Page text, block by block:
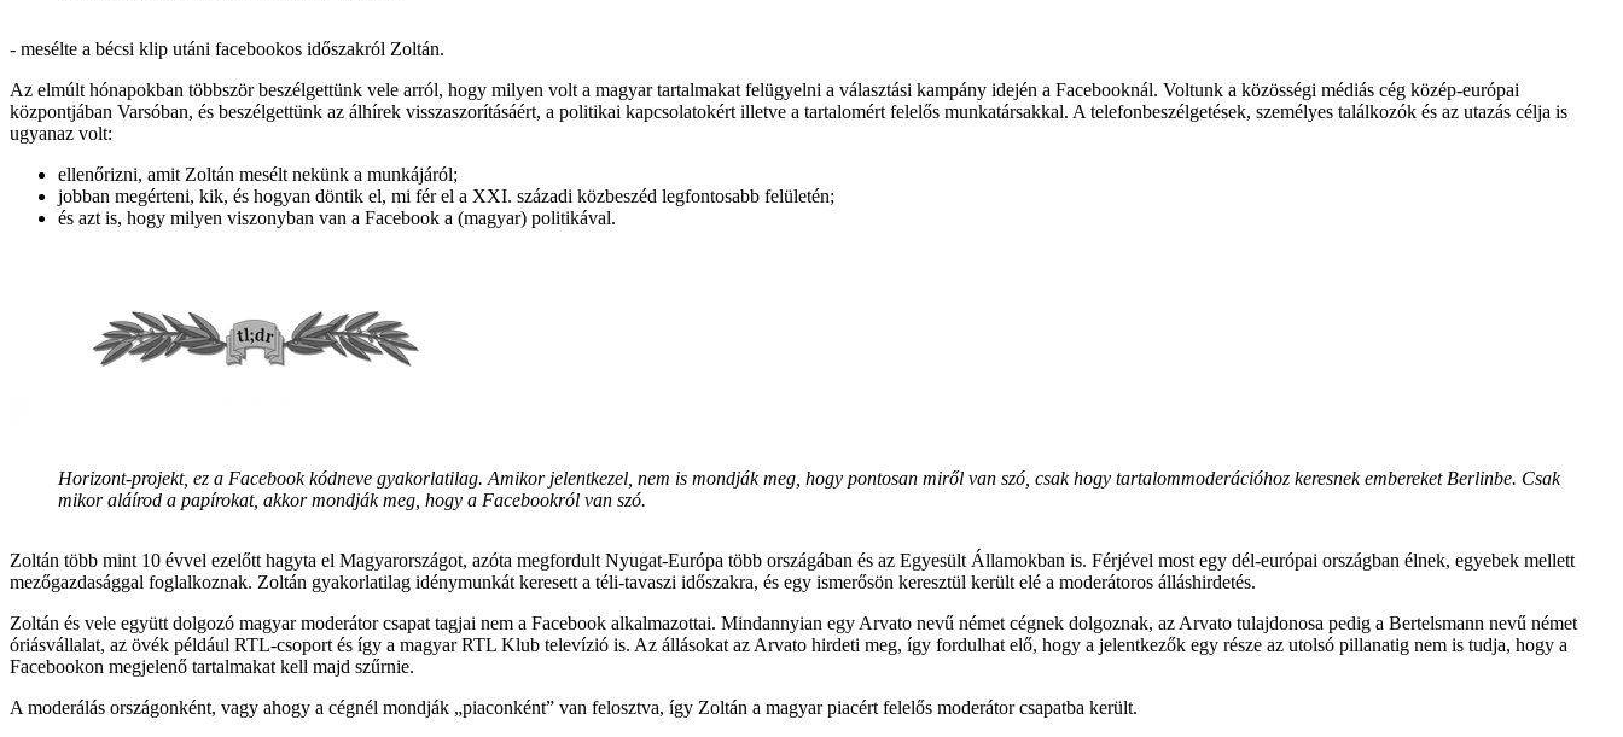
- mesélte a bécsi klip utáni facebookos időszakról Zoltán.
Az elmúlt hónapokban többször beszélgettünk vele arról, hogy milyen volt a magyar tartalmakat felügyelni a választási kampány idején a Facebooknál. Voltunk a közösségi médiás cég közép-európai
központjában Varsóban, és beszélgettünk az álhírek visszaszorításáért, a politikai kapcsolatokért illetve a tartalomért felelős munkatársakkal. A telefonbeszélgetések, személyes találkozók és az utazás célja is
ugyanaz volt:
ellenőrizni, amit Zoltán mesélt nekünk a munkájáról;
jobban megérteni, kik, és hogyan döntik el, mi fér el a XXI. századi közbeszéd legfontosabb felületén;
és azt is, hogy milyen viszonyban van a Facebook a (magyar) politikával.
Horizont-projekt, ez a Facebook kódneve gyakorlatilag. Amikor jelentkezel, nem is mondják meg, hogy pontosan miről van szó, csak hogy tartalommoderációhoz keresnek embereket Berlinbe. Csak
mikor aláírod a papírokat, akkor mondják meg, hogy a Facebookról van szó.
Zoltán több mint 10 évvel ezelőtt hagyta el Magyarországot, azóta megfordult Nyugat-Európa több országában és az Egyesült Államokban is. Férjével most egy dél-európai országban élnek, egyebek mellett
mezőgazdasággal foglalkoznak. Zoltán gyakorlatilag idénymunkát keresett a téli-tavaszi időszakra, és egy ismerősön keresztül került elé a moderátoros álláshirdetés.
Zoltán és vele együtt dolgozó magyar moderátor csapat tagjai nem a Facebook alkalmazottai. Mindannyian egy Arvato nevű német cégnek dolgoznak, az Arvato tulajdonosa pedig a Bertelsmann nevű német
óriásvállalat, az övék például RTL-csoport és így a magyar RTL Klub televízió is. Az állásokat az Arvato hirdeti meg, így fordulhat elő, hogy a jelentkezők egy része az utolsó pillanatig nem is tudja, hogy a
Facebookon megjelenő tartalmakat kell majd szűrnie.
A moderálás országonként, vagy ahogy a cégnél mondják „piaconként” van felosztva, így Zoltán a magyar piacért felelős moderátor csapatba került.